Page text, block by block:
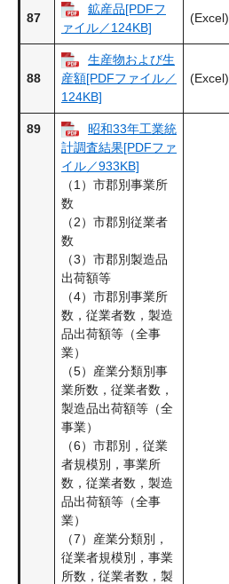
87
鉱産品[PDFフ
ァイル／124KB]
(Excel)
88
生産物および生
産額[PDFファイル／
124KB]
(Excel)
89
昭和33年工業統
計調査結果[PDFファ
イル／933KB]
（1）市郡別事業所
数
（2）市郡別従業者
数
（3）市郡別製造品
出荷額等
（4）市郡別事業所
数，従業者数，製造
品出荷額等（全事
業）
（5）産業分類別事
業所数，従業者数，
製造品出荷額等（全
事業）
（6）市郡別，従業
者規模別，事業所
数，従業者数，製造
品出荷額等（全事
業）
（7）産業分類別，
従業者規模別，事業
所数，従業者数，製